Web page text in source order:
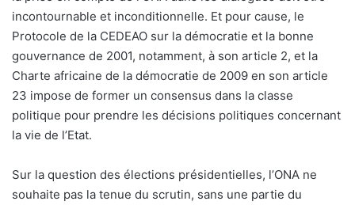
incontournable et inconditionnelle. Et pour cause, le
Protocole de la CEDEAO sur la démocratie et la bonne
gouvernance de 2001, notamment, à son article 2, et la
Charte africaine de la démocratie de 2009 en son article
23 impose de former un consensus dans la classe
politique pour prendre les décisions politiques concernant
la vie de l’Etat.
Sur la question des élections présidentielles, l’ONA ne
souhaite pas la tenue du scrutin, sans une partie du